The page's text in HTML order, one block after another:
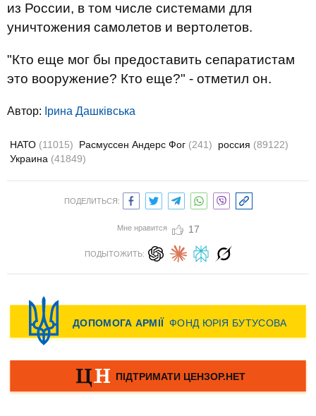
из России, в том числе системами для
уничтожения самолетов и вертолетов.
"Кто еще мог бы предоставить сепаратистам
это вооружение? Кто еще?" - отметил он.
Автор: Ірина Дашківська
НАТО (11015) Расмуссен Андерс Фог (241) россия (89122)
Украина (41849)
ПОДЕЛИТЬСЯ:
Мне нравится 17
ПОДЫТОЖИТЬ: